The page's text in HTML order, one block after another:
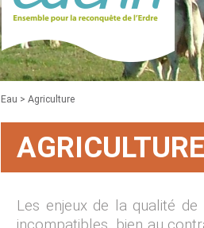
Eau > Agriculture
AGRICULTURE
Les enjeux de la qualité